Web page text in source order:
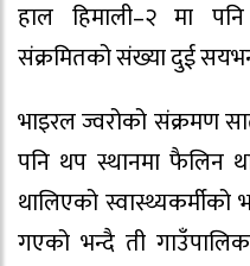
हाल हिमाली–२ मा
संक्रमितको संख्या दुई
भाइरल ज्वरोको संक्रमण
पनि थप स्थानमा फैलिन
थालिएको स्वास्थ्यकर्मीको
गएको भन्दै ती